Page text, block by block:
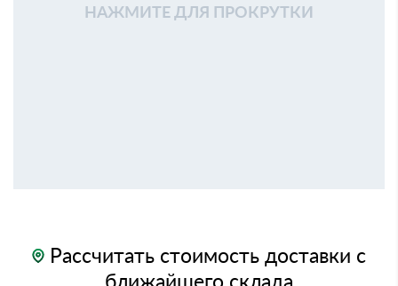
НАЖМИТЕ ДЛЯ ПРОКРУТКИ
Рассчитать стоимость доставки с
ближайшего склада